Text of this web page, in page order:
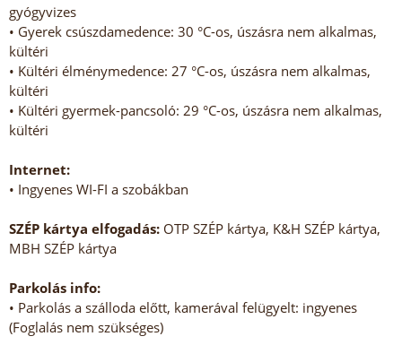
gyógyvizes
• Gyerek csúszdamedence: 30 °C-os, úszásra nem alkalmas,
kültéri
• Kültéri élménymedence: 27 °C-os, úszásra nem alkalmas,
kültéri
• Kültéri gyermek-pancsoló: 29 °C-os, úszásra nem alkalmas,
kültéri
Internet:
• Ingyenes WI-FI a szobákban
SZÉP kártya elfogadás: OTP SZÉP kártya, K&H SZÉP kártya,
MBH SZÉP kártya
Parkolás info:
• Parkolás a szálloda előtt, kamerával felügyelt: ingyenes
(Foglalás nem szükséges)